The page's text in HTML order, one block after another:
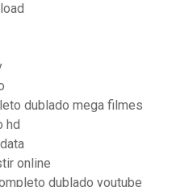
dublado mega filmes
hd
online
dublado youtube